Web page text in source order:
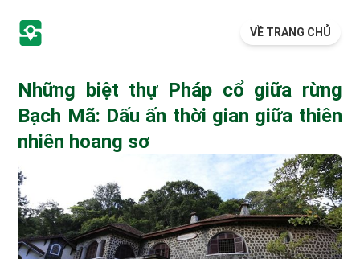
VỀ TRANG CHỦ
Những biệt thự Pháp cổ giữa rừng
Bạch Mã: Dấu ấn thời gian giữa thiên
nhiên hoang sơ